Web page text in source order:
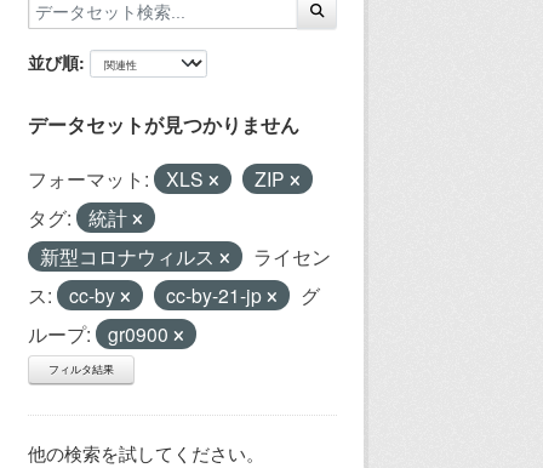
並び順
データセットが見つかりません
フォーマット: XLS
ZIP
タグ:
統計
新型コロナウィルス
ライセン
ス:
cc-by cc-by-21-jp
グ
ループ:
gr0900
フィルタ結果
他の検索を試してください。